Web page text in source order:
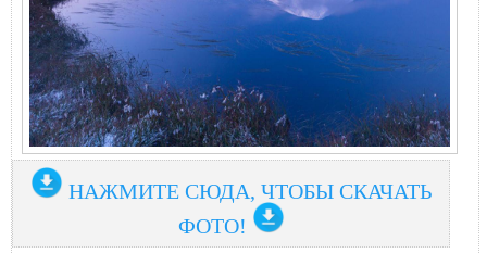
НАЖМИТЕ СЮДА, ЧТОБЫ СКАЧАТЬ
ФОТО!